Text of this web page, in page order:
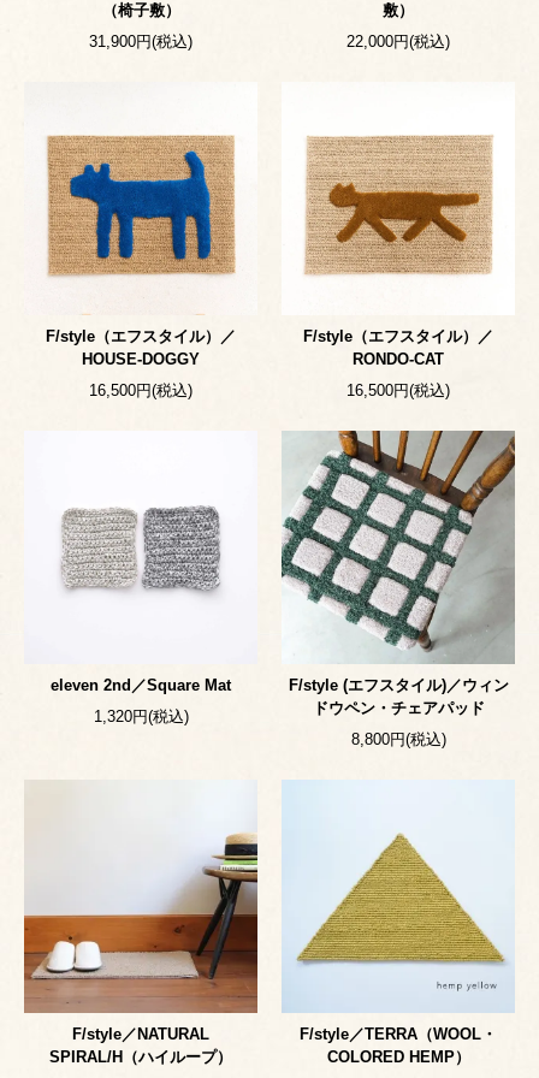
（椅子敷）
31,900円(税込)
敷）
22,000円(税込)
F/style（エフスタイル）／
HOUSE-DOGGY
16,500円(税込)
F/style（エフスタイル）／
RONDO-CAT
16,500円(税込)
eleven 2nd／Square Mat
1,320円(税込)
F/style (エフスタイル)／ウィン
ドウペン・チェアパッド
8,800円(税込)
F/style／NATURAL
SPIRAL/H（ハイループ）
F/style／TERRA（WOOL・
COLORED HEMP）